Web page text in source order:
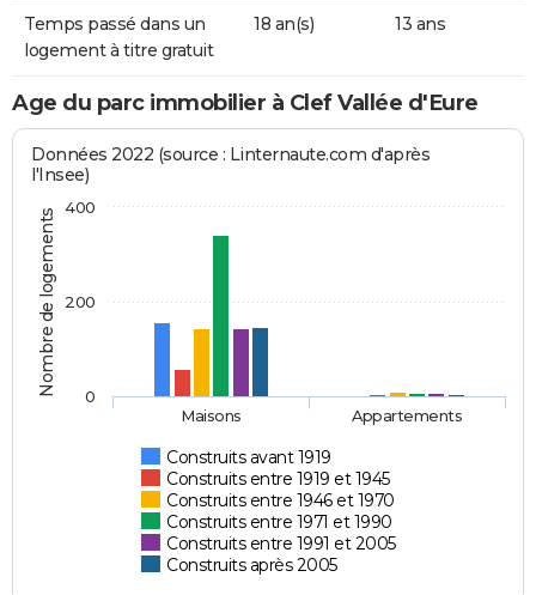
Temps passé dans un
logement à titre gratuit
18 an(s) 13 ans
Age du parc immobilier à Clef Vallée d'Eure
Nombre de logements
Données 2022 (source : Linternaute.com d'après
l'Insee)
Construits avant 1919
Construits entre 1919 et 1945
Construits entre 1946 et 1970
Construits entre 1971 et 1990
Construits entre 1991 et 2005
Construits après 2005
Maisons Appartements
0
200
400